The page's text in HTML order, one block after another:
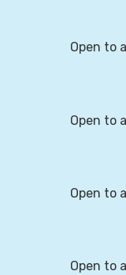
Open to
Open to
Open to
Open to